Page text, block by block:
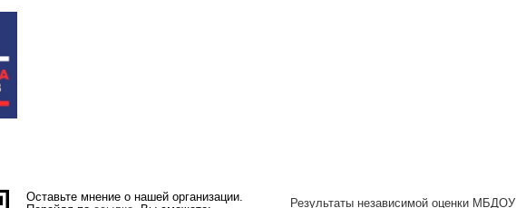
Оставьте мнение о нашей организации.
Результаты независимой оценки